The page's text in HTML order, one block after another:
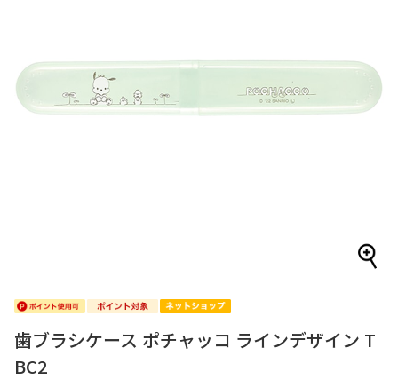
歯ブラシケース ポチャッコ ラインデザイン T
BC2